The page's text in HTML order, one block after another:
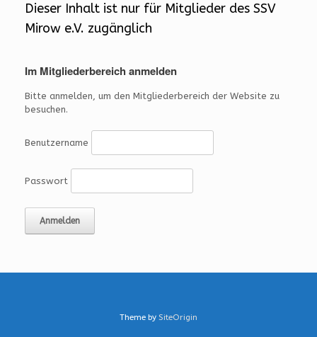
Dieser Inhalt ist nur für Mitglieder des SSV
Mirow e.V. zugänglich
Im Mitgliederbereich anmelden
Bitte anmelden, um den Mitgliederbereich der Website zu
besuchen.
Benutzername
Passwort
Theme by SiteOrigin